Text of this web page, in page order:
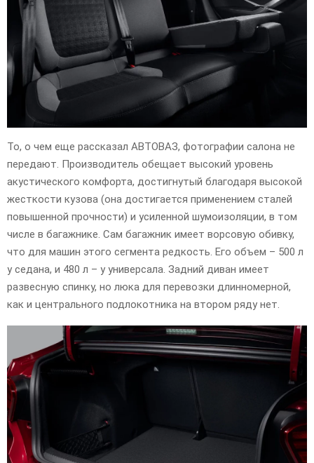
То, о чем еще рассказал АВТОВАЗ, фотографии салона не
передают. Производитель обещает высокий уровень
акустического комфорта, достигнутый благодаря высокой
жесткости кузова (она достигается применением сталей
повышенной прочности) и усиленной шумоизоляции, в том
числе в багажнике. Сам багажник имеет ворсовую обивку,
что для машин этого сегмента редкость. Его объем – 500 л
у седана, и 480 л – у универсала. Задний диван имеет
развесную спинку, но люка для перевозки длинномерной,
как и центрального подлокотника на втором ряду нет.